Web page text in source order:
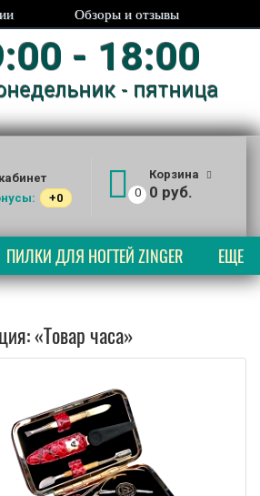
Обзоры и отзывы
- 18:00
- пятница
+0
Корзина
0
0 руб.
ПИЛКИ ДЛЯ НОГТЕЙ ZINGER ЕЩЕ
«Товар часа»